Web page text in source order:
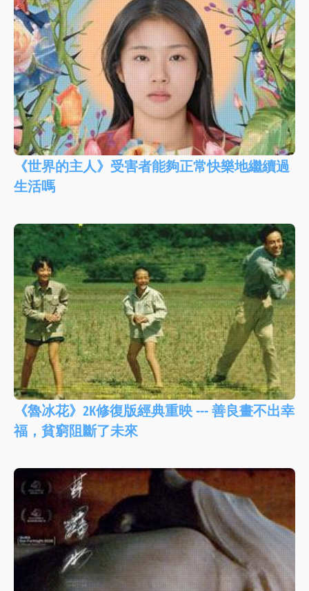
《世界的主人》受害者能夠正常快樂地繼續過
生活嗎
《魯冰花》2K修復版經典重映 --- 善良畫不出幸
福，貧窮阻斷了未來